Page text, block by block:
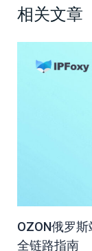
相关文章
OZON俄罗
全链路指南